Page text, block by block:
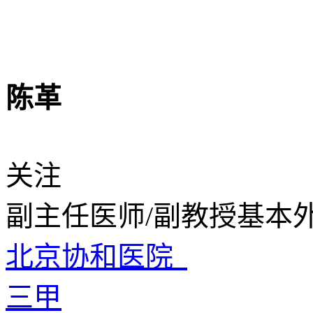
陈革
关注
副主任医师/副教授基本
北京协和医院
三甲